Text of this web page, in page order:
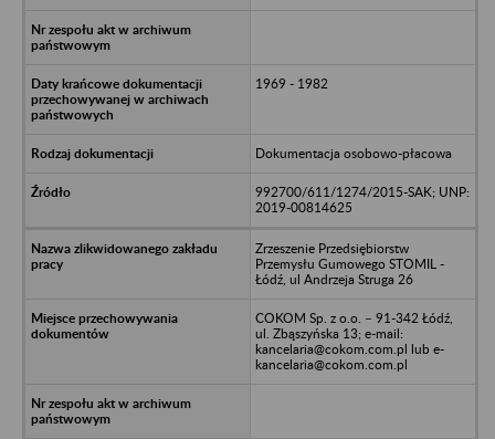
1969 - 1982
Dokumentacja osobowo-płacowa
992700/611/1274/2015-SAK; UNP:
2019-00814625
Zrzeszenie Przedsiębiorstw
Przemysłu Gumowego STOMIL -
Łódź, ul Andrzeja Struga 26
COKOM Sp. z o.o. – 91-342 Łódź,
ul. Zbąszyńska 13; e-mail:
kancelaria@cokom.com.pl lub e-
kancelaria@cokom.com.pl